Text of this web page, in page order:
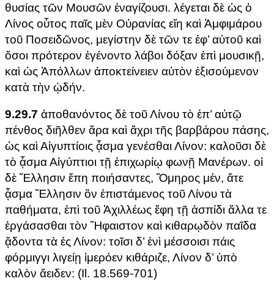
θυσίας τῶν Μουσῶν ἐναγίζουσι. λέγεται δὲ ὡς ὁ
Λίνος οὗτος παῖς μὲν Οὐρανίας εἴη καὶ Ἀμφιμάρου
τοῦ Ποσειδῶνος, μεγίστην δὲ τῶν τε ἐφ’ αὑτοῦ καὶ
ὅσοι πρότερον ἐγένοντο λάβοι δόξαν ἐπὶ μουσικῇ,
καὶ ὡς Ἀπόλλων ἀποκτείνειεν αὐτὸν ἐξισούμενον
κατὰ τὴν ᾠδήν.
9.29.7 ἀποθανόντος δὲ τοῦ Λίνου τὸ ἐπ’ αὐτῷ
πένθος διῆλθεν ἄρα καὶ ἄχρι τῆς βαρβάρου πάσης,
ὡς καὶ Αἰγυπτίοις ᾆσμα γενέσθαι Λίνον: καλοῦσι δὲ
τὸ ᾆσμα Αἰγύπτιοι τῇ ἐπιχωρίῳ φωνῇ Μανέρων. οἱ
δὲ Ἕλλησιν ἔπη ποιήσαντες, Ὅμηρος μέν, ἅτε
ᾆσμα Ἕλλησιν ὂν ἐπιστάμενος τοῦ Λίνου τὰ
παθήματα, ἐπὶ τοῦ Ἀχιλλέως ἔφη τῇ ἀσπίδι ἄλλα τε
ἐργάσασθαι τὸν Ἥφαιστον καὶ κιθαρῳδὸν παῖδα
ᾄδοντα τὰ ἐς Λίνον: τοῖσι δ’ ἐνὶ μέσσοισι πάις
φόρμιγγι λιγείῃ ἱμερόεν κιθάριζε, Λίνον δ’ ὑπὸ
καλὸν ἄειδεν: (Il. 18.569-701)